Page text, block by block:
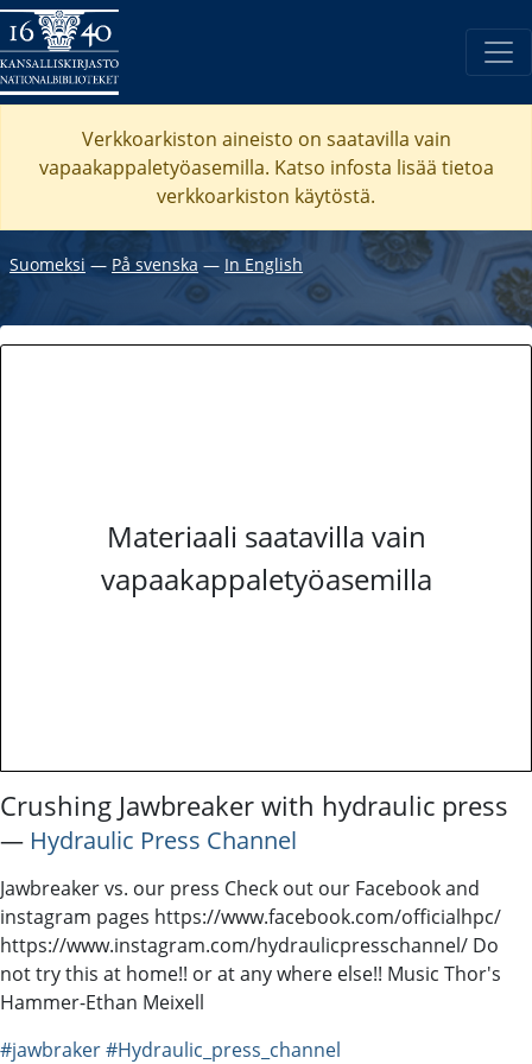
Verkkoarkiston aineisto on saatavilla vain
vapaakappaletyöasemilla. Katso infosta lisää tietoa
verkkoarkiston käytöstä.
Suomeksi ― På svenska ― In English
Materiaali saatavilla vain
vapaakappaletyöasemilla
Crushing Jawbreaker with hydraulic press
― Hydraulic Press Channel
Jawbreaker vs. our press Check out our Facebook and
instagram pages https://www.facebook.com/officialhpc/
https://www.instagram.com/hydraulicpresschannel/ Do
not try this at home!! or at any where else!! Music Thor's
Hammer-Ethan Meixell
#jawbraker#Hydraulic_press_channel